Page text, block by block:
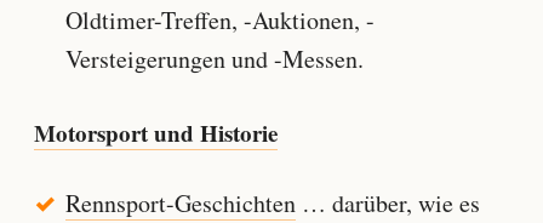
Oldtimer-Treffen, -Auktionen, -
Versteigerungen und -Messen.
Motorsport und Historie
Rennsport-Geschichten… darüber, wie es